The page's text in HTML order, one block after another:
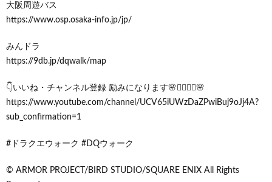
大阪周遊バス
https://www.osp.osaka-info.jp/jp/
みんドラ
https://9db.jp/dqwalk/map
👇いいね・チャンネル登録 励みになります🌸🙇‍♂️🙇‍♀️🌸
https://www.youtube.com/channel/UCV65iUWzDaZPwiBuj9oJj4A?
sub_confirmation=1
#ドラクエウォーク #DQウォーク
© ARMOR PROJECT/BIRD STUDIO/SQUARE ENIX All Rights